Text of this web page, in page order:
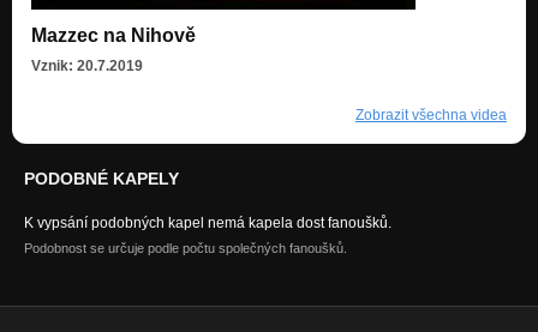
Mazzec na Nihově
Vznik: 20.7.2019
Zobrazit všechna videa
PODOBNÉ KAPELY
K vypsání podobných kapel nemá kapela dost fanoušků.
Podobnost se určuje podle počtu společných fanoušků.